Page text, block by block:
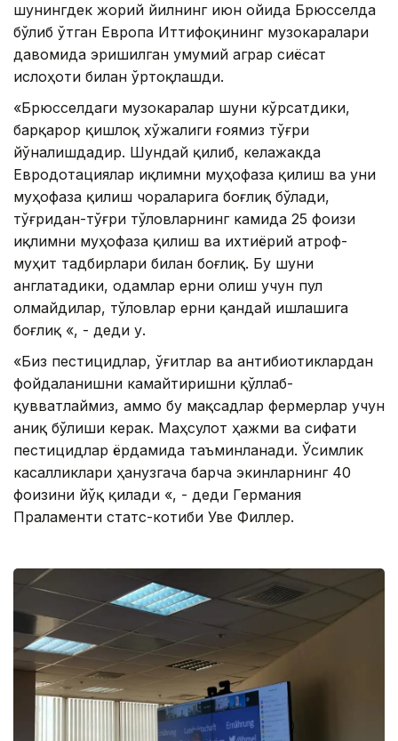
шунингдек жорий йилнинг июн ойида Брюсселда
бўлиб ўтган Европа Иттифоқининг музокаралари
давомида эришилган умумий аграр сиёсат
ислоҳоти билан ўртоқлашди.
«Брюсселдаги музокаралар шуни кўрсатдики,
барқарор қишлоқ хўжалиги ғоямиз тўғри
йўналишдадир. Шундай қилиб, келажакда
Евродотациялар иқлимни муҳофаза қилиш ва уни
муҳофаза қилиш чораларига боғлиқ бўлади,
тўғридан-тўғри тўловларнинг камида 25 фоизи
иқлимни муҳофаза қилиш ва ихтиёрий атроф-
муҳит тадбирлари билан боғлиқ. Бу шуни
англатадики, одамлар ерни олиш учун пул
олмайдилар, тўловлар ерни қандай ишлашига
боғлиқ «, - деди у.
«Биз пестицидлар, ўғитлар ва антибиотиклардан
фойдаланишни камайтиришни қўллаб-
қувватлаймиз, аммо бу мақсадлар фермерлар учун
аниқ бўлиши керак. Маҳсулот ҳажми ва сифати
пестицидлар ёрдамида таъминланади. Ўсимлик
касалликлари ҳанузгача барча экинларнинг 40
фоизини йўқ қилади «, - деди Германия
Праламенти статс-котиби Уве Филлер.